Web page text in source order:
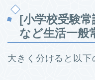
[小学校受験
など生活一般
大きく分けると以下